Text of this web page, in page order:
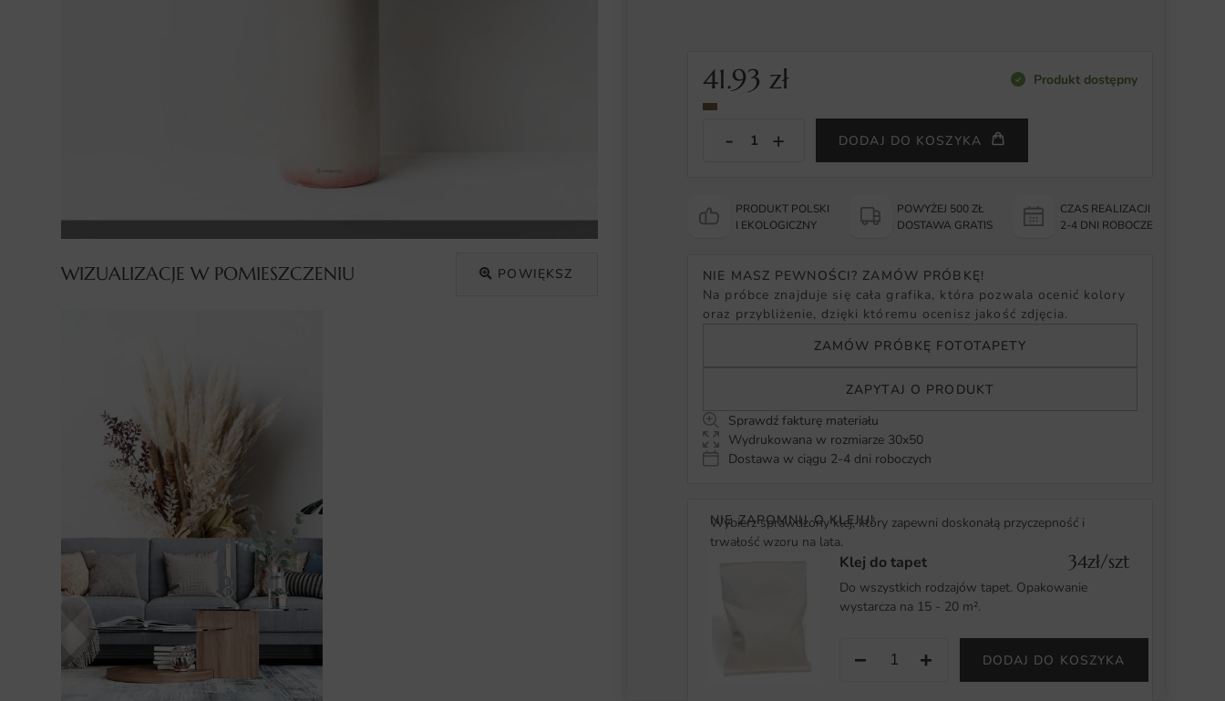
WIZUALIZACJE W POMIESZCZENIU POWIĘKSZ
41.93zł Produkt dostępny
DODAJ DO KOSZYKA
PRODUKT POLSKI
I EKOLOGICZNY
POWYŻEJ 500 ZŁ
DOSTAWA GRATIS
CZAS REALIZACJI
2-4 DNI ROBOCZE
NIE MASZ PEWNOŚCI? ZAMÓW PRÓBKĘ!
Na próbce znajduje się cała grafika, która pozwala ocenić kolory
oraz przybliżenie, dzięki któremu ocenisz jakość zdjęcia.
ZAMÓW PRÓBKĘ FOTOTAPETY
ZAPYTAJ O PRODUKT
Sprawdź fakturę materiału
Wydrukowana w rozmiarze 30x50
Dostawa w ciągu 2-4 dni roboczych
NIE ZAPOMNIJ O KLEJU!
Wybierz sprawdzony klej, który zapewni doskonałą przyczepność i
trwałość wzoru na lata.
Klej do tapet 34zł/szt
Do wszystkich rodzajów tapet. Opakowanie
wystarcza na 15 - 20 m².
− + DODAJ DO KOSZYKA